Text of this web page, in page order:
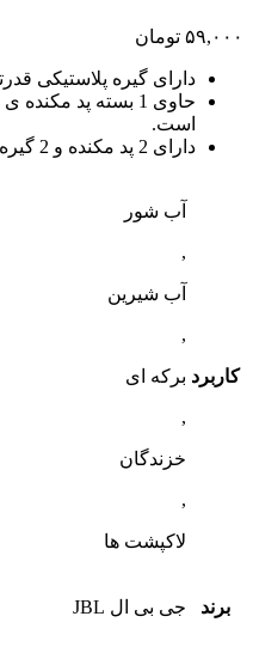
۵۹,۰۰۰ تومان
دارای گیره پلاستیکی
است.
دارای 2 پد مکنده و 2 گیره می باشد.
کاربرد
آب شور
,
آب شیرین
,
برکه ای
,
خزندگان
,
لاکپشت ها
برند جی بی ال JBL